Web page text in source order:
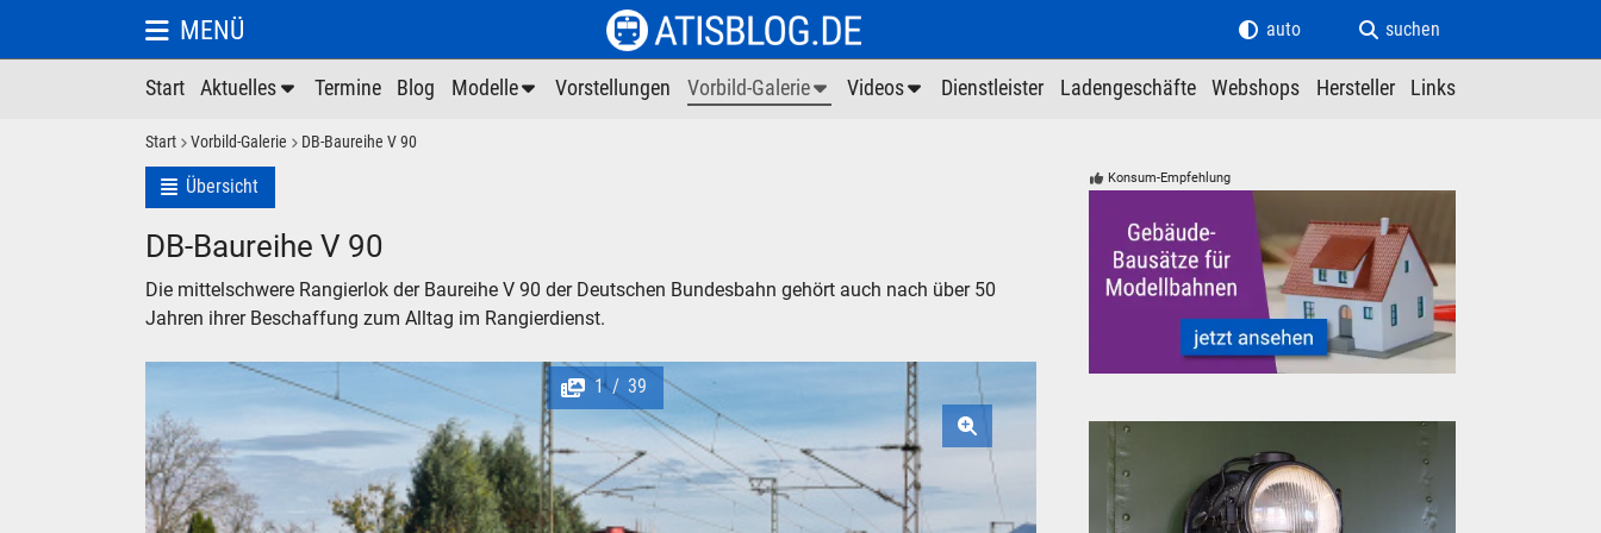
Start Aktuelles Termine Blog Modelle Vorstellungen Vorbild-Galerie Videos Dienstleister Ladengeschäfte Webshops Hersteller Links
MENÜ suchen
auto
Start Vorbild-Galerie DB-Baureihe V 90
Übersicht
DB-Baureihe V 90
Die mittelschwere Rangierlok der Baureihe V 90 der Deutschen Bundesbahn gehört auch nach über 50
Jahren ihrer Beschaffung zum Alltag im Rangierdienst.
1 / 39
Konsum-Empfehlung